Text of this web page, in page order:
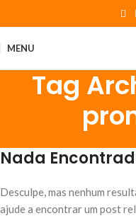
MENU
Tag
Nada
Desculpe, mas nenhum
ajude a encontrar um post